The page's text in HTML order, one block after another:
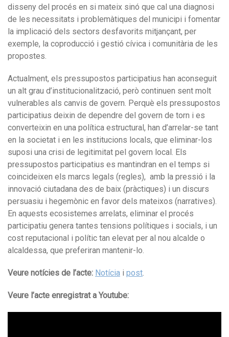
disseny del procés en si mateix sinó que cal una diagnosi
de les necessitats i problemàtiques del municipi i fomentar
la implicació dels sectors desfavorits mitjançant, per
exemple, la coproducció i gestió cívica i comunitària de les
propostes.
Actualment, els pressupostos participatius han aconseguit
un alt grau d’institucionalització, però continuen sent molt
vulnerables als canvis de govern. Perquè els pressupostos
participatius deixin de dependre del govern de torn i es
converteixin en una política estructural, han d’arrelar-se tant
en la societat i en les institucions locals, que eliminar-los
suposi una crisi de legitimitat pel govern local. Els
pressupostos participatius es mantindran en el temps si
coincideixen els marcs legals (regles), amb la pressió i la
innovació ciutadana des de baix (pràctiques) i un discurs
persuasiu i hegemònic en favor dels mateixos (narratives).
En aquests ecosistemes arrelats, eliminar el procés
participatiu genera tantes tensions polítiques i socials, i un
cost reputacional i polític tan elevat per al nou alcalde o
alcaldessa, que preferiran mantenir-lo.
Veure notícies de l’acte: Notícia i post
Veure l’acte enregistrat a Youtube: